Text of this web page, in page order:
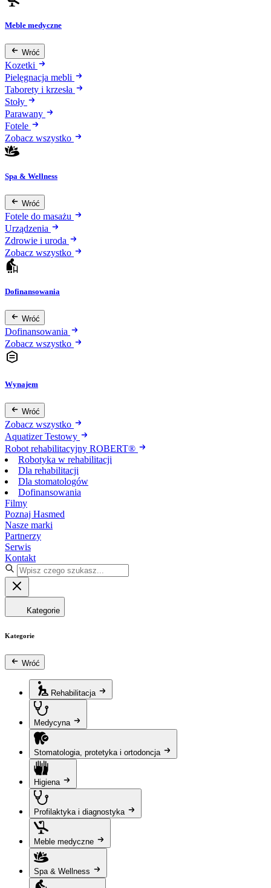
Meble medyczne
Wróć
Kozetki
Pielęgnacja mebli
Taborety i krzesła
Stoły
Parawany
Fotele
Zobacz wszystko
Spa & Wellness
Wróć
Fotele do masażu
Urządzenia
Zdrowie i uroda
Zobacz wszystko
Dofinansowania
Wróć
Dofinansowania
Zobacz wszystko
Wynajem
Wróć
Zobacz wszystko
Aquatizer Testowy
Robot rehabilitacyjny ROBERT®
Robotyka w rehabilitacji
Dla rehabilitacji
Dla stomatologów
Dofinansowania
Filmy
Poznaj Hasmed
Nasze marki
Partnerzy
Serwis
Kontakt
Kategorie
Kategorie
Wróć
Rehabilitacja
Medycyna
Stomatologia, protetyka i ortodoncja
Higiena
Profilaktyka i diagnostyka
Meble medyczne
Spa & Wellness